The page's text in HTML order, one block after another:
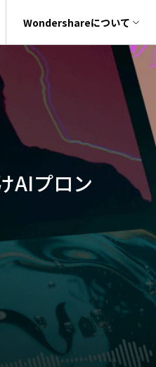
社情報
様向けお問い合わせ窓口
Wondershareについて
サポートセンター
Wondershareについて
アセット
動画エフェクト
テンプレートプリセット
Boris FX
像生成サイト
ール
ル
Filmora動画講
Filmora 101ガイド
Filmoraラーニング
Filmoraの使い方と
YouTube公式チャ
ーについて詳し
クターとのコラ
AIプロン